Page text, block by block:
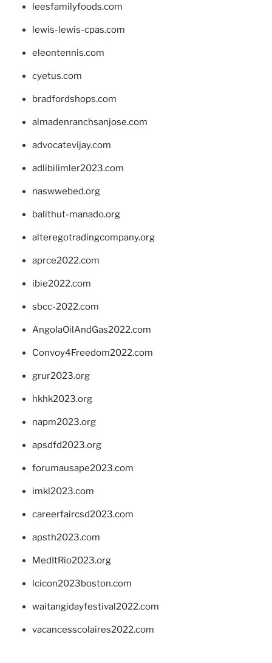
leesfamilyfoods.com
lewis-lewis-cpas.com
eleontennis.com
cyetus.com
bradfordshops.com
almadenranchsanjose.com
advocatevijay.com
adlibilimler2023.com
naswwebed.org
balithut-manado.org
alteregotradingcompany.org
aprce2022.com
ibie2022.com
sbcc-2022.com
AngolaOilAndGas2022.com
Convoy4Freedom2022.com
grur2023.org
hkhk2023.org
napm2023.org
apsdfd2023.org
forumausape2023.com
imkl2023.com
careerfaircsd2023.com
apsth2023.com
MedItRio2023.org
lcicon2023boston.com
waitangidayfestival2022.com
vacancesscolaires2022.com